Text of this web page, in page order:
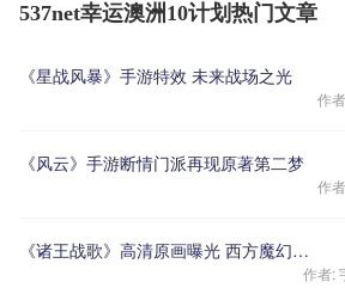
537net幸运澳洲10计划热门文章
《星战风暴》手游特效 未来战场之光
作
《风云》手游断情门派再现原著第二梦
作
《诸王战歌》高清原画曝光 西方魔幻炫目登场
作者: